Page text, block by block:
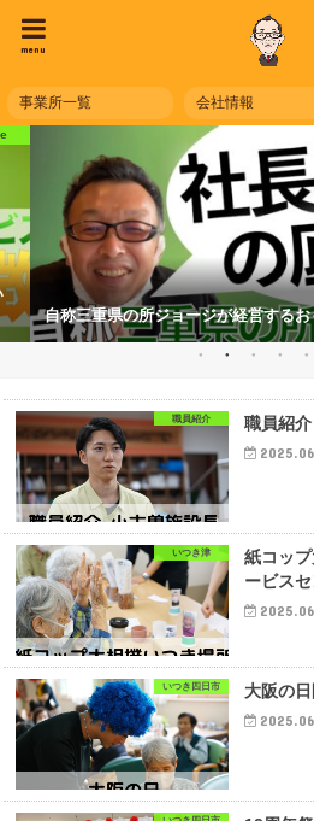
menu
事業所一覧 会社情報
自称三重県の所ジョージが経営する
職員紹介 職員紹
いつき津
紙コッ
ービス
いつき四日市 大阪の